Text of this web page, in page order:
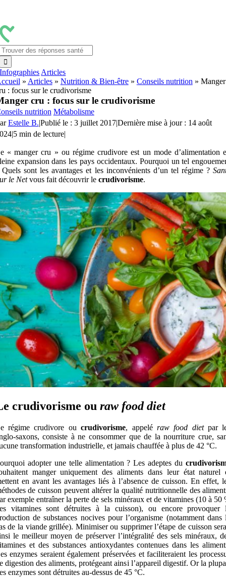
contenu
Infographies Articles
» Articles» Nutrition & Bien-être» Conseils nutrition » Manger
: focus sur le crudivorisme
cru : focus sur le crudivorisme
nutrition Métabolisme
Estelle B.|Publié le : 3 juillet 2017|Dernière mise à jour : 14 août
|5 min de lecture|
« manger cru » ou régime crudivore est un mode d’alimentation
expansion dans les pays occidentaux. Pourquoi un tel
Quels sont les avantages et les inconvénients d’un tel régime ?
le Netvous fait découvrir le crudivorisme.
crudivorisme ou raw food diet
régime crudivore oucrudivorisme, appelé raw food dietpar
saxons, consiste à ne consommer que de la nourriture crue,
transformation industrielle, et jamais chauffée à plus de 42 °C.
adopter une telle alimentation ? Les adeptes du
manger uniquement des aliments dans leur état naturel
en avant les avantages liés à l’absence de cuisson. En effet,
de cuisson peuvent altérer la qualité nutritionnelle des
exemple entraîner la perte de sels minéraux et de vitamines (10 à 50
vitamines sont détruites à la cuisson), ou encore provoquer
de substances nocives pour l’organisme (notamment dans
de la viande grillée). Minimiser ou supprimer l’étape de cuisson
le meilleur moyen de préserver l’intégralité des sels minéraux,
et des substances antioxydantes contenues dans les
enzymes seraient également préservées et faciliteraient les
digestion des aliments, protégeant ainsi l’appareil digestif. Or la
enzymes sont détruites au-dessus de 45 °C.